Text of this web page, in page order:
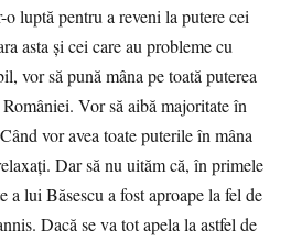
luptă pentru a reveni la putere cei
asta şi cei care au probleme cu
vor să pună mâna pe toată puterea
Vor să aibă majoritate în
vor avea toate puterile în mâna
Dar să nu uităm că, în primele
a lui Băsescu a fost aproape la fel de
Dacă se va tot apela la astfel de